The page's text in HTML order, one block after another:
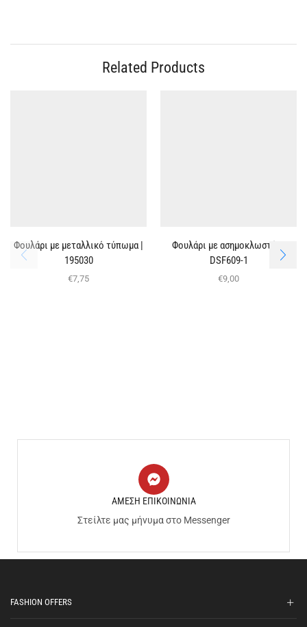
Related Products
Φουλάρι με μεταλλικό τύπωμα |
195030
€7,75
Φουλάρι με ασημοκλωστές |
DSF609-1
€9,00
ΑΜΕΣΗ ΕΠΙΚΟΙΝΩΝΙΑ
Στείλτε μας μήνυμα στο Messenger
FASHION OFFERS